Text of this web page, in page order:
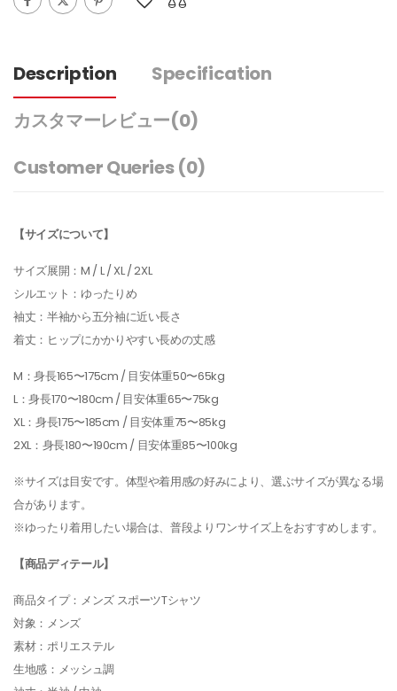
Description
Specification
カスタマーレビュー(0)
Customer Queries (0)
【サイズについて】
サイズ展開：M / L / XL / 2XL
シルエット：ゆったりめ
袖丈：半袖から五分袖に近い長さ
着丈：ヒップにかかりやすい長めの丈感
M：身長165〜175cm / 目安体重50〜65kg
L：身長170〜180cm / 目安体重65〜75kg
XL：身長175〜185cm / 目安体重75〜85kg
2XL：身長180〜190cm / 目安体重85〜100kg
※サイズは目安です。体型や着用感の好みにより、選ぶサイズが異なる場
合があります。
※ゆったり着用したい場合は、普段よりワンサイズ上をおすすめします。
【商品ディテール】
商品タイプ：メンズ スポーツTシャツ
対象：メンズ
素材：ポリエステル
生地感：メッシュ調